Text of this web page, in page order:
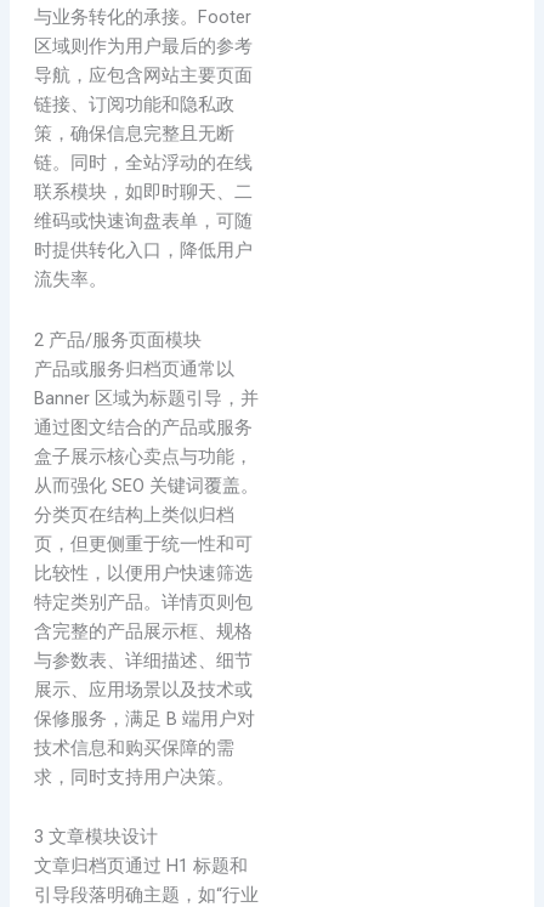
与业务转化的承接。Footer
区域则作为用户最后的参考
导航，应包含网站主要页面
链接、订阅功能和隐私政
策，确保信息完整且无断
链。同时，全站浮动的在线
联系模块，如即时聊天、二
维码或快速询盘表单，可随
时提供转化入口，降低用户
流失率。
2 产品/服务页面模块
产品或服务归档页通常以
Banner 区域为标题引导，并
通过图文结合的产品或服务
盒子展示核心卖点与功能，
从而强化 SEO 关键词覆盖。
分类页在结构上类似归档
页，但更侧重于统一性和可
比较性，以便用户快速筛选
特定类别产品。详情页则包
含完整的产品展示框、规格
与参数表、详细描述、细节
展示、应用场景以及技术或
保修服务，满足 B 端用户对
技术信息和购买保障的需
求，同时支持用户决策。
3 文章模块设计
文章归档页通过 H1 标题和
引导段落明确主题，如“行业